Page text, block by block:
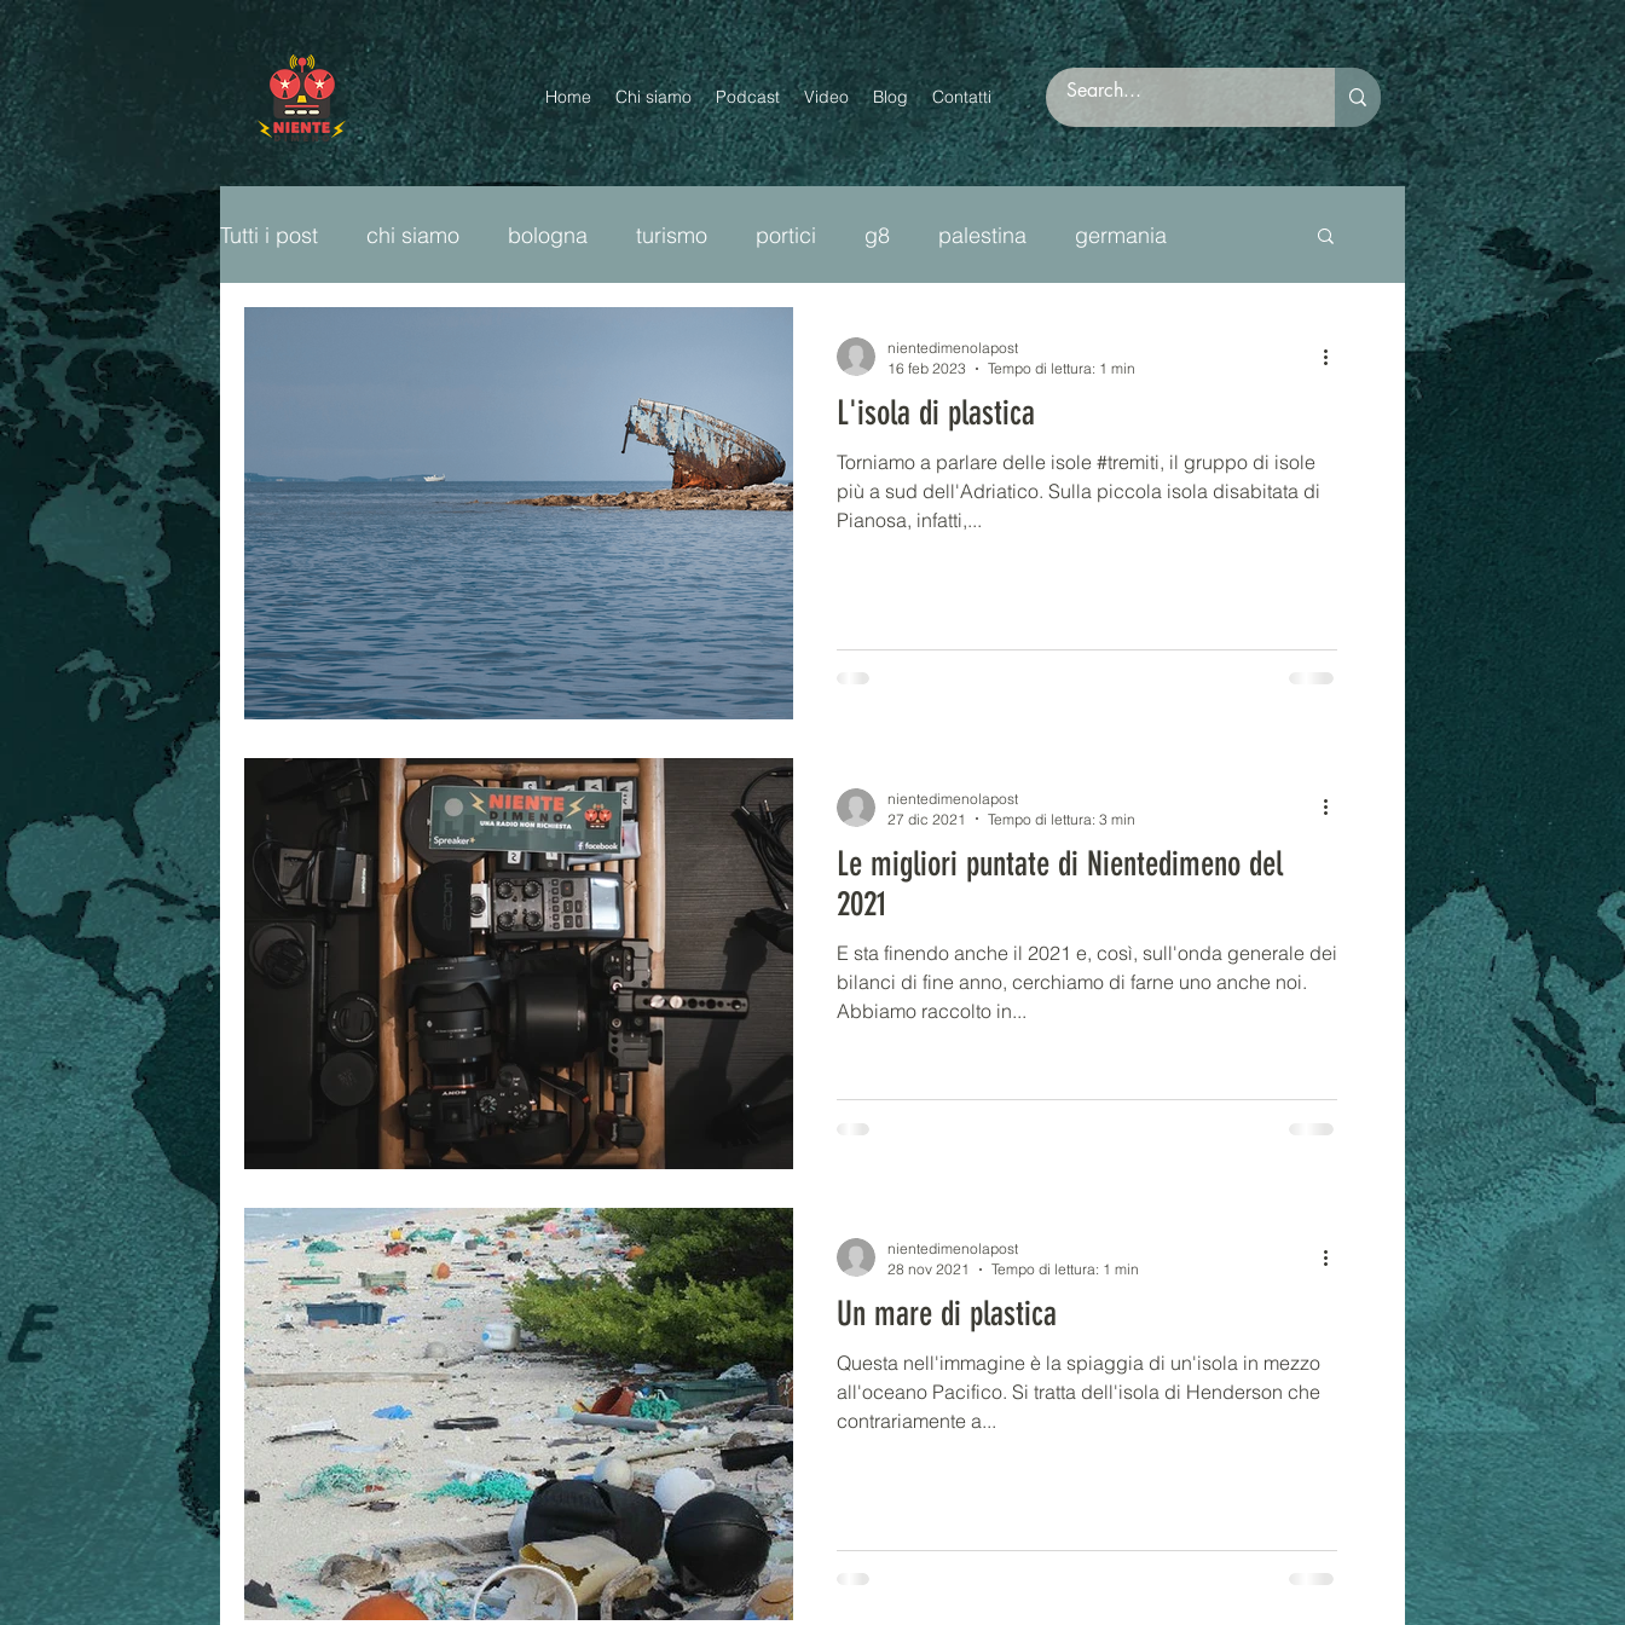
Home Chi siamo Podcast Video Blog Contatti
Tutti i post chi siamo bologna turismo portici g8 palestina germania
cnr plastica precarietà migranti
sport popolare radio passante di mezzo lavoro scuola
foibe storia
L'isola di plastica
Torniamo a parlare delle isole #tremiti, il gruppo di isole
più a sud dell'Adriatico. Sulla piccola isola disabitata di
Pianosa, infatti,...
nientedimenolapost
16 feb 2023
Tempo di lettura: 1 min
Le migliori puntate di Nientedimeno del
2021
E sta finendo anche il 2021 e, così, sull'onda generale dei
bilanci di fine anno, cerchiamo di farne uno anche noi.
Abbiamo raccolto in...
nientedimenolapost
27 dic 2021
Tempo di lettura: 3 min
Un mare di plastica
Questa nell'immagine è la spiaggia di un'isola in mezzo
all'oceano Pacifico. Si tratta dell'isola di Henderson che
contrariamente a...
nientedimenolapost
28 nov 2021
Tempo di lettura: 1 min